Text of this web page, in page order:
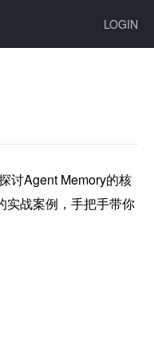
LOGIN
讨Agent Memory的核
实战案例，手把手带你